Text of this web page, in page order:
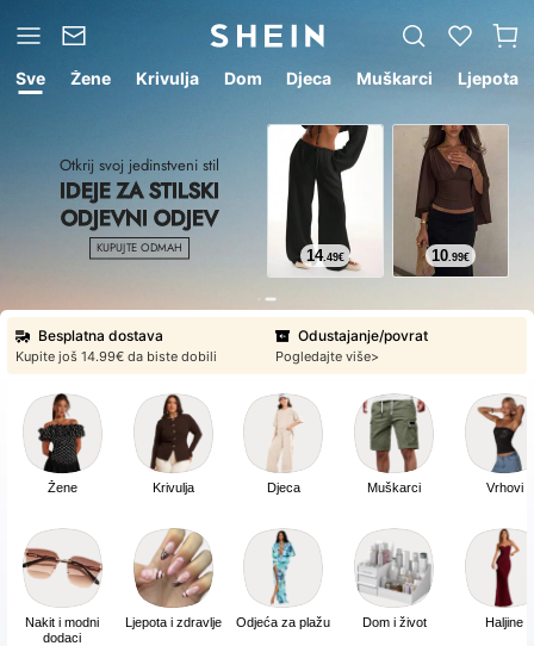
Sve Žene Krivulja Dom Djeca Muškarci Ljepota
Otkrij svoj jedinstveni stil
IDEJE ZA STILSKI
ODJEVNI ODJEV
KUPUJTE ODMAH 14.49€ 10.99€
Besplatna dostava
Kupite još ⁦14.99€⁩ da biste dobili
Odustajanje/povrat
Pogledajte više>
Sveuključene cijene i bez iznenađenja
Odustajanje/povrat
Pogledajte više>
Sveuključene cijene i bez iznenađenja
Ponude kojima vjerujete po cijenama koje volite
Žene
Nakit i modni
dodaci
Krivulja
Ljepota i zdravlje
Djeca
Odjeća za plažu
Muškarci
Dom i život
Vrhovi
Haljine